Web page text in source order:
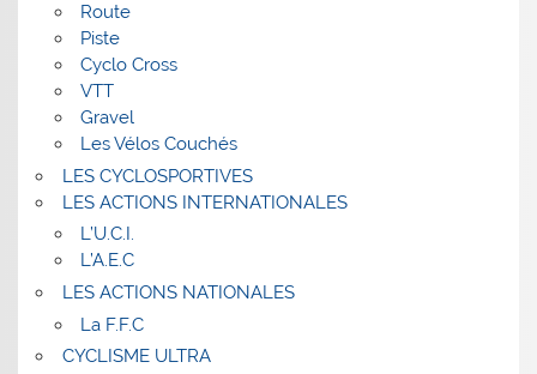
Route
Piste
Cyclo Cross
VTT
Gravel
Les Vélos Couchés
LES CYCLOSPORTIVES
LES ACTIONS INTERNATIONALES
L’U.C.I.
L’A.E.C
LES ACTIONS NATIONALES
La F.F.C
CYCLISME ULTRA